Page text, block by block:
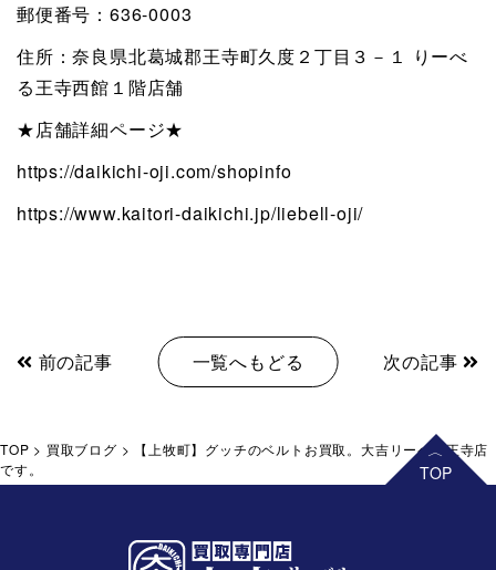
郵便番号：636-0003
住所：奈良県北葛城郡王寺町久度２丁目３－１ りーべ
る王寺西館１階店舗
★店舗詳細ページ★
https://daikichi-oji.com/shopinfo
https://www.kaitori-daikichi.jp/liebell-oji/
前の記事 一覧へもどる 次の記事
TOP > 買取ブログ >
【上牧町】グッチのベルトお買取。大吉リーベル王寺店
です。